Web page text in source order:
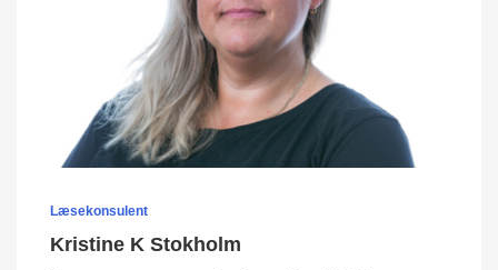
Læsekonsulent
Kristine K Stokholm